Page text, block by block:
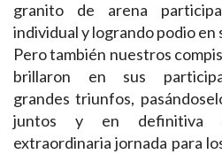
granito de arena
individual y logrando podio en
Pero también nuestros
brillaron en sus
grandes triunfos,
juntos y en definitiva
extraordinaria jornada para